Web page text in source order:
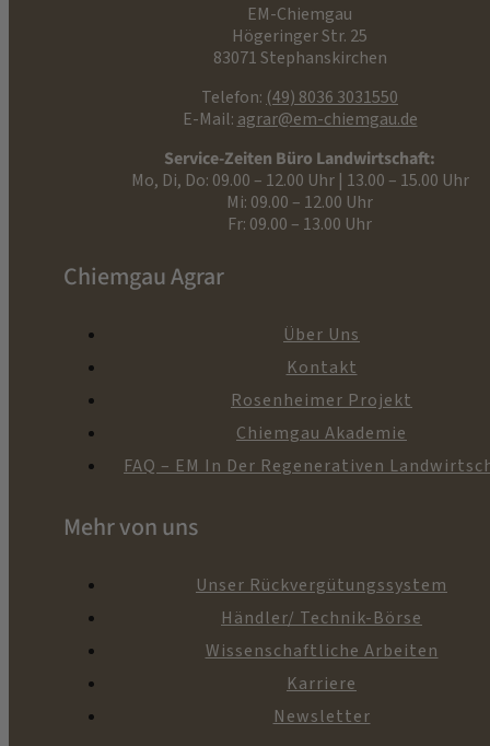
EM-Chiemgau
Högeringer Str. 25
83071 Stephanskirchen
Telefon: (49) 8036 3031550
E-Mail: agrar@em-chiemgau.de
Service-Zeiten Büro Landwirtschaft:
Mo, Di, Do: 09.00 – 12.00 Uhr | 13.00 – 15.00 Uhr
Mi: 09.00 – 12.00 Uhr
Fr: 09.00 – 13.00 Uhr
Chiemgau Agrar
Über Uns
Kontakt
Rosenheimer Projekt
Chiemgau Akademie
FAQ – EM In Der Regenerativen
Mehr von uns
Unser Rückvergütungssystem
Händler/ Technik-Börse
Wissenschaftliche Arbeiten
Karriere
Newsletter